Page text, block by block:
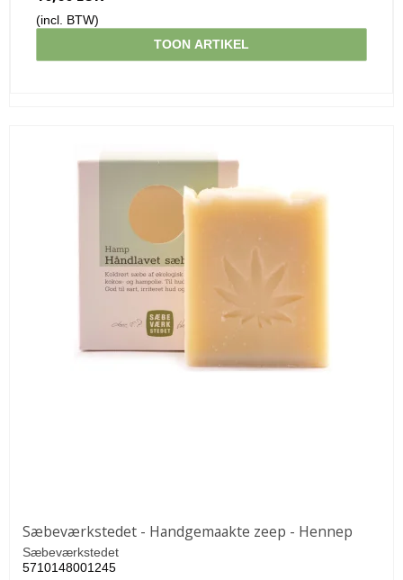
(incl. BTW)
TOON ARTIKEL
Sæbeværkstedet - Handgemaakte zeep - Hennep
Sæbeværkstedet
5710148001245